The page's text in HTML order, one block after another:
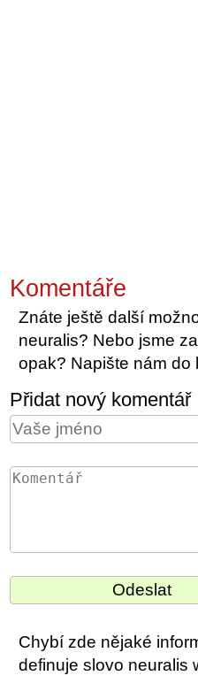
Komentáře
Znáte ještě další
neuralis? Nebo jsme
opak? Napište nám do
Přidat nový komentář
Chybí zde nějaké
definuje slovo neuralis